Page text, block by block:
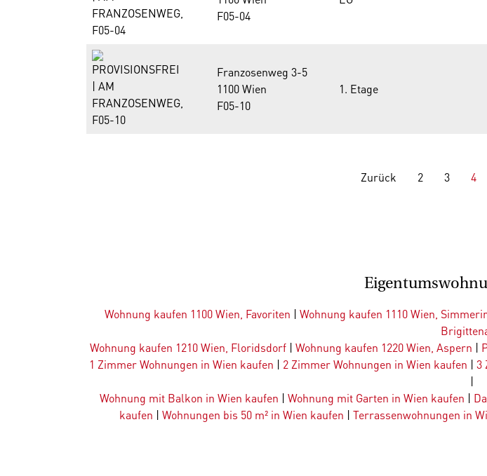
F05-04
Franzosenweg 3-5
1100 Wien
F05-10
1. Etage
Zurück 2 3 4
Wohnung kaufen 1100 Wien, Favoriten | Wohnung kaufen 1110 Wien,
Wohnung kaufen 1210 Wien, Floridsdorf| Wohnung kaufen 1220 Wien, Aspern |
1 Zimmer Wohnungen in Wien kaufen | 2 Zimmer Wohnungen in Wien kaufen | 3
|
Wohnung mit Balkon in Wien kaufen | Wohnung mit Garten in Wien kaufen |
kaufen | Wohnungen bis 50 m² in Wien kaufen | Terrassenwohnungen in